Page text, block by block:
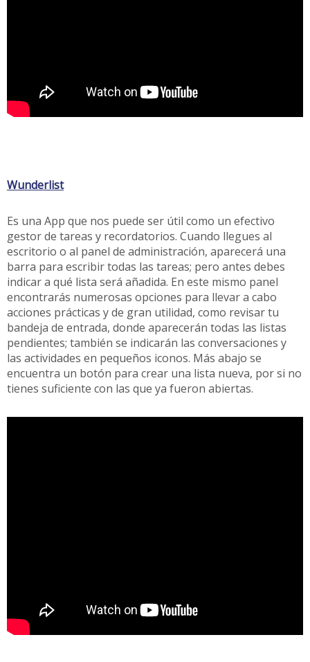
Wunderlist
Es una App que nos puede ser útil como un efectivo
gestor de tareas y recordatorios. Cuando llegues al
escritorio o al panel de administración, aparecerá una
barra para escribir todas las tareas; pero antes debes
indicar a qué lista será añadida. En este mismo panel
encontrarás numerosas opciones para llevar a cabo
acciones prácticas y de gran utilidad, como revisar tu
bandeja de entrada, donde aparecerán todas las listas
pendientes; también se indicarán las conversaciones y
las actividades en pequeños iconos. Más abajo se
encuentra un botón para crear una lista nueva, por si no
tienes suficiente con las que ya fueron abiertas.